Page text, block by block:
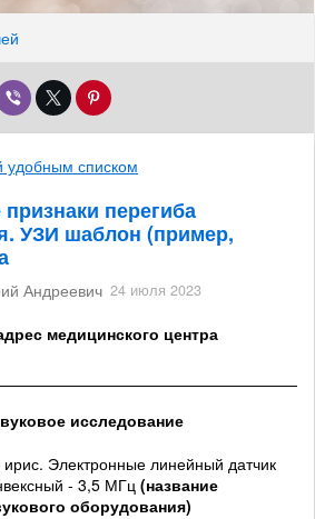
удобным списком
перегиба
УЗИ шаблон (пример,
Андреевич 24 июля 2023
медицинского центра
исследование
Электронные линейный датчик
- 3,5 МГц(название
оборудования)